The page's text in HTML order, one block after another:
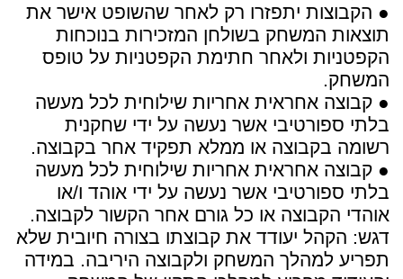
● הקבוצות יתפזרו רק לאחר שהשופט אישר את
תוצאות המשחק בשולחן המזכירות בנוכחות
הקפטניות ולאחר חתימת הקפטניות על טופס
המשחק.
● קבוצה אחראית אחריות שילוחית לכל מעשה
בלתי ספורטיבי אשר נעשה על ידי שחקנית
רשומה בקבוצה או ממלא תפקיד אחר בקבוצה.
● קבוצה אחראית אחריות שילוחית לכל מעשה
בלתי ספורטיבי אשר נעשה על ידי אוהד ו/או
אוהדי הקבוצה או כל גורם אחר הקשור לקבוצה.
דגש: הקהל יעודד את קבוצתו בצורה חיובית שלא
תפריע למהלך המשחק ולקבוצה היריבה. במידה